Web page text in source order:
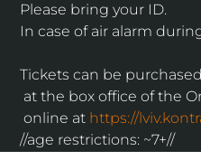
Please bring your ID.
In case of air alarm
Tickets can be
at the box office of the
online at https://
//age restrictions: ~7+//